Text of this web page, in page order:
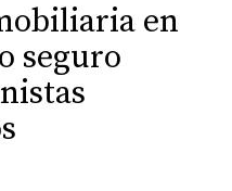
en
seguro